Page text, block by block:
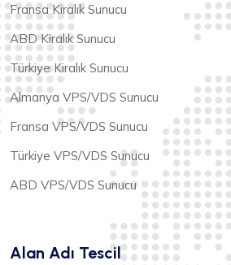
Fransa Kiralık Sunucu
ABD Kiralık Sunucu
Türkiye Kiralık Sunucu
Almanya VPS/VDS Sunucu
Fransa VPS/VDS Sunucu
Türkiye VPS/VDS Sunucu
ABD VPS/VDS Sunucu
Alan Adı Tescil